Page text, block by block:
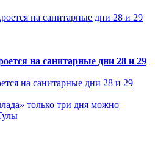
на санитарные дни 28 и 29
на санитарные дни 28 и 29